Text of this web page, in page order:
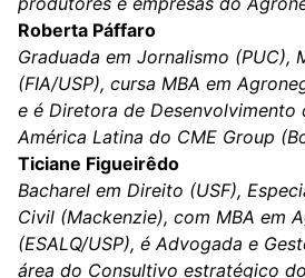
Roberta Páffaro
Graduada em Jornalismo (PUC),
(FIA/USP), cursa MBA em
e é Diretora de Desenvolvimento
América Latina do CME Group
Ticiane Figueirêdo
Bacharel em Direito (USF),
Civil (Mackenzie), com MBA em
(ESALQ/USP), é Advogada e
área do Consultivo estratégico